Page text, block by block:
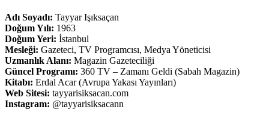
Adı Soyadı: Tayyar Işıksaçan
Doğum Yılı: 1963
Doğum Yeri: İstanbul
Mesleği: Gazeteci, TV Programcısı, Medya Yöneticisi
Uzmanlık Alanı: Magazin Gazeteciliği
Güncel Programı: 360 TV – Zamanı Geldi (Sabah Magazin)
Kitabı: Erdal Acar (Avrupa Yakası Yayınları)
Web Sitesi: tayyarisiksacan.com
Instagram: @tayyarisiksacann